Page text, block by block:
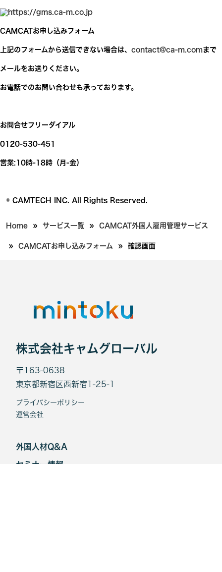
CAMCATお申し込みフォーム
上記のフォームから送信できない場合は、 contact@ca-m.comまで
メールをお送りください。
お電話でのお問い合わせも承っております。
お問合せフリーダイアル
0120-530-451
営業:10時-18時（月-金）
© CAMTECH INC. All Rights Reserved.
Home » サービス一覧 » CAMCAT外国人雇用管理サービス
» CAMCATお申し込みフォーム » 確認画面
株式会社キャムグローバル
〒163-0638
東京都新宿区西新宿1-25-1
プライバシーポリシー
運営会社
外国人材Q&A
セミナー情報